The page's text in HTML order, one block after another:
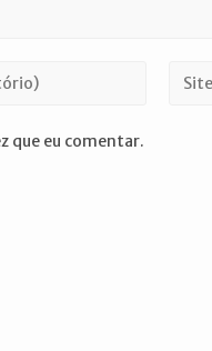
Digite
que eu comentar.